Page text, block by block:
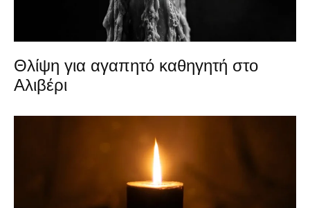
Θλίψη για αγαπητό καθηγητή στο
Αλιβέρι